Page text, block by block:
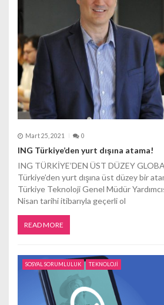
s
i
Mart 25, 2021 0
ING Türkiye’den yurt dışına atama!
ING TÜRKİYE’DEN ÜST DÜZEY
Türkiye’den yurt dışına üst düzey bir
Türkiye Teknoloji Genel Müdür
Nisan tarihi itibarıyla geçerli ol
READ MORE
SOSYAL SORUMLULUK TEKNOLOJİ